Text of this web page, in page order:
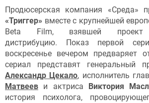
Продюсерская компания «Среда»
«Триггер» вместе с крупнейшей
Beta Film, взявшей
дистрибуцию. Показ первой
воскресенье вечером предваряет
сериал представят генеральный
Александр Цекало, исполнитель
Матвеев и актриса Виктория
история психолога,